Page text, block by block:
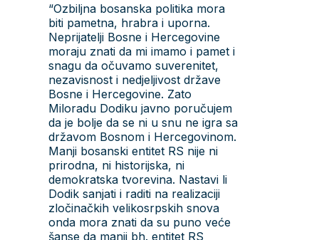
“Ozbiljna bosanska politika mora
biti pametna, hrabra i uporna.
Neprijatelji Bosne i Hercegovine
moraju znati da mi imamo i pamet i
snagu da očuvamo suverenitet,
nezavisnost i nedjeljivost države
Bosne i Hercegovine. Zato
Miloradu Dodiku javno poručujem
da je bolje da se ni u snu ne igra sa
državom Bosnom i Hercegovinom.
Manji bosanski entitet RS nije ni
prirodna, ni historijska, ni
demokratska tvorevina. Nastavi li
Dodik sanjati i raditi na realizaciji
zločinačkih velikosrpskih snova
onda mora znati da su puno veće
šanse da manji bh. entitet RS